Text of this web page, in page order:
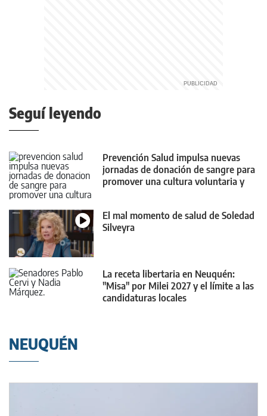
Seguí leyendo
Prevención Salud impulsa nuevas
jornadas de donación de sangre para
promover una cultura voluntaria y
El mal momento de salud de Soledad
Silveyra
La receta libertaria en Neuquén:
"Misa" por Milei 2027 y el límite a las
candidaturas locales
NEUQUÉN